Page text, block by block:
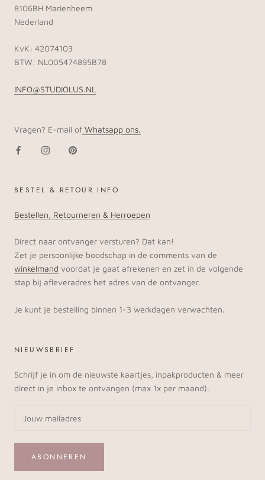
8106BH Marienheem
Nederland
KvK: 42074103
BTW: NL005474895B78
INFO@STUDIOLUS.NL
Vragen? E-mail of Whatsapp ons.
BESTEL & RETOUR INFO
Bestellen, Retourneren & Herroepen
Direct naar ontvanger versturen? Dat kan!
Zet je persoonlijke boodschap in de comments van de
winkelmand voordat je gaat afrekenen en zet in de volgende
stap bij afleveradres het adres van de ontvanger.
Je kunt je bestelling binnen 1-3 werkdagen verwachten.
NIEUWSBRIEF
Schrijf je in om de nieuwste kaartjes, inpakproducten & meer
direct in je inbox te ontvangen (max 1x per maand).
ABONNEREN